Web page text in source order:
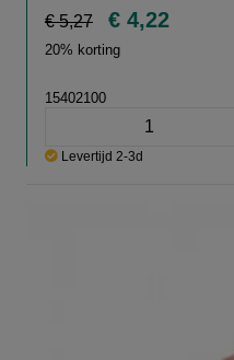
€ 5,27 € 4,22
20% korting
15402100
Levertijd 2-3d